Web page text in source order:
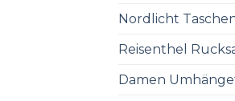
Nordlicht
Reisenthel
Damen